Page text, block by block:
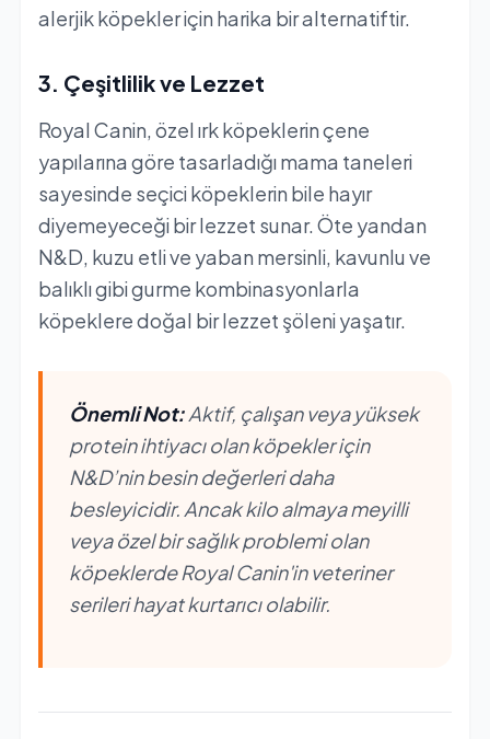
alerjik köpekler için harika bir alternatiftir.
3. Çeşitlilik ve Lezzet
Royal Canin, özel ırk köpeklerin çene
yapılarına göre tasarladığı mama taneleri
sayesinde seçici köpeklerin bile hayır
diyemeyeceği bir lezzet sunar. Öte yandan
N&D, kuzu etli ve yaban mersinli, kavunlu ve
balıklı gibi gurme kombinasyonlarla
köpeklere doğal bir lezzet şöleni yaşatır.
Önemli Not:Aktif, çalışan veya yüksek
protein ihtiyacı olan köpekler için
N&D’nin besin değerleri daha
besleyicidir. Ancak kilo almaya meyilli
veya özel bir sağlık problemi olan
köpeklerde Royal Canin'in veteriner
serileri hayat kurtarıcı olabilir.